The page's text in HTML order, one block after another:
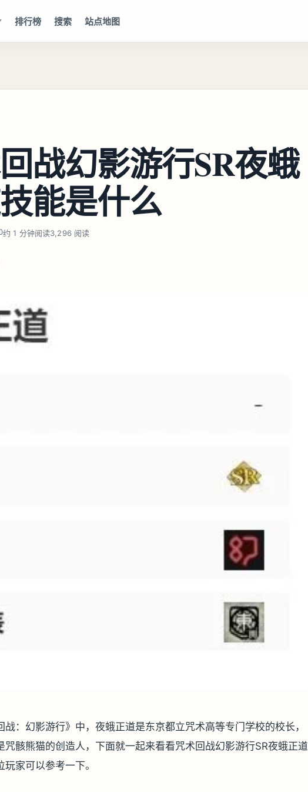
排行榜 搜索 站点地图
战幻影游行SR夜蛾
能是什么
约 1 分钟阅读3,296 阅读
战：幻影游行》中，夜蛾正道是东京都立咒术高等专门学校的校长，
咒骸熊猫的创造人，下面就一起来看看咒术回战幻影游行SR夜蛾正道
家可以参考一下。